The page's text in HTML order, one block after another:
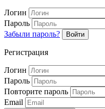
Логин
Пароль
Забыли пароль?
Войти
Регистрация
Логин
Пароль
Повторите пароль
Email